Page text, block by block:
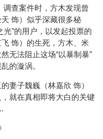
查案件时，方木发现曾
饰）似乎深藏很多秘
光”的用户，以发起投票的
饰）的生死，方木、米
无法阻止这场“以暴制暴”
的漩涡。
妻子魏巍（林嘉欣 饰）
就在真相即将大白的关键